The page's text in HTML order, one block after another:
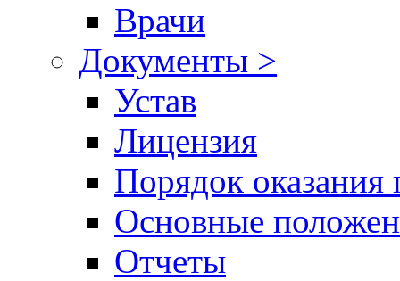
Врачи
Документы >
Устав
Лицензия
Порядок оказания
Основные
Отчеты